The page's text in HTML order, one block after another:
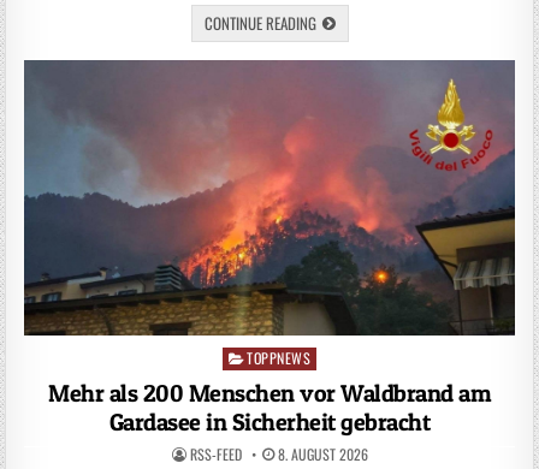
CONTINUE READING
Posted
TOPPNEWS
Mehr als 200 Menschen vor Waldbrand am
Gardasee in Sicherheit gebracht
RSS-FEED 8. AUGUST 2026